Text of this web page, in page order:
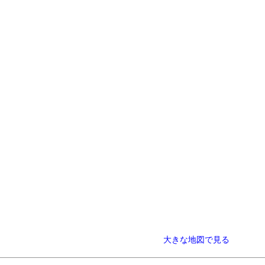
大きな地図で見る